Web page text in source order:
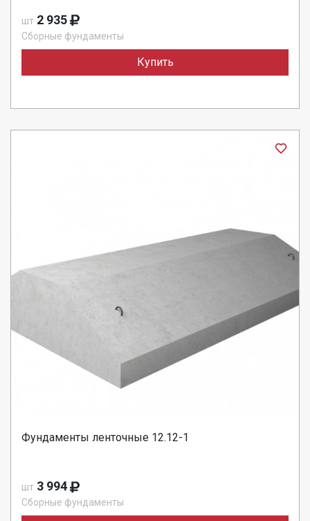
шт 2 935
Сборные фундаменты
Купить
Фундаменты ленточные 12.12-1
шт 3 994
Сборные фундаменты